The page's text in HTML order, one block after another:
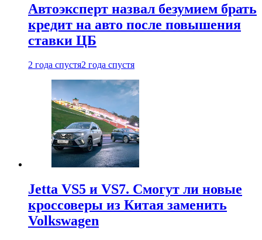
Автоэксперт назвал безумием брать
кредит на авто после повышения
ставки ЦБ
2 года спустя2 года спустя
Jetta VS5 и VS7. Смогут ли новые
кроссоверы из Китая заменить
Volkswagen